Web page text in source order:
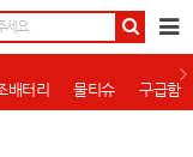
배터리 물티슈 구급함